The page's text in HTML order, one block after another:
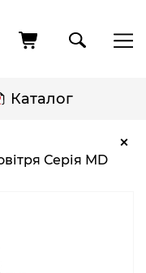
Каталог
×
Серія MD